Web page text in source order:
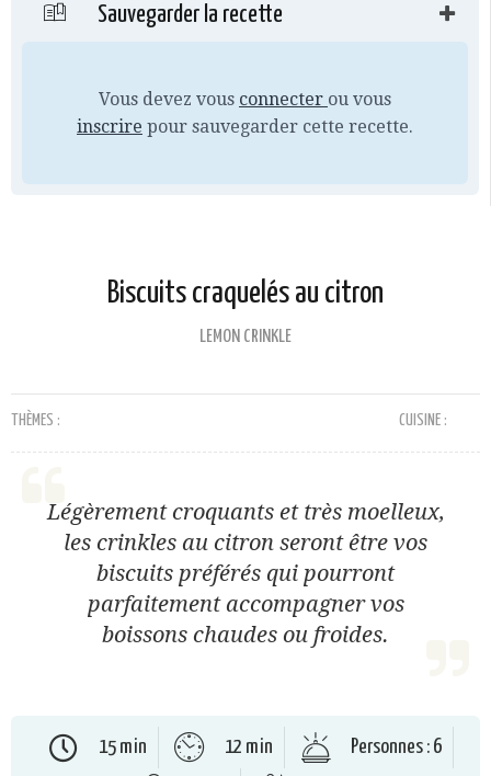
Sauvegarder la recette
Vous devez vous connecter ou vous
inscrire pour sauvegarder cette recette.
Biscuits craquelés au citron
LEMON CRINKLE
THÈMES : CUISINE :
Légèrement croquants et très moelleux,
les crinkles au citron seront être vos
biscuits préférés qui pourront
parfaitement accompagner vos
boissons chaudes ou froides.
15 min 12 min
Personnes : 6